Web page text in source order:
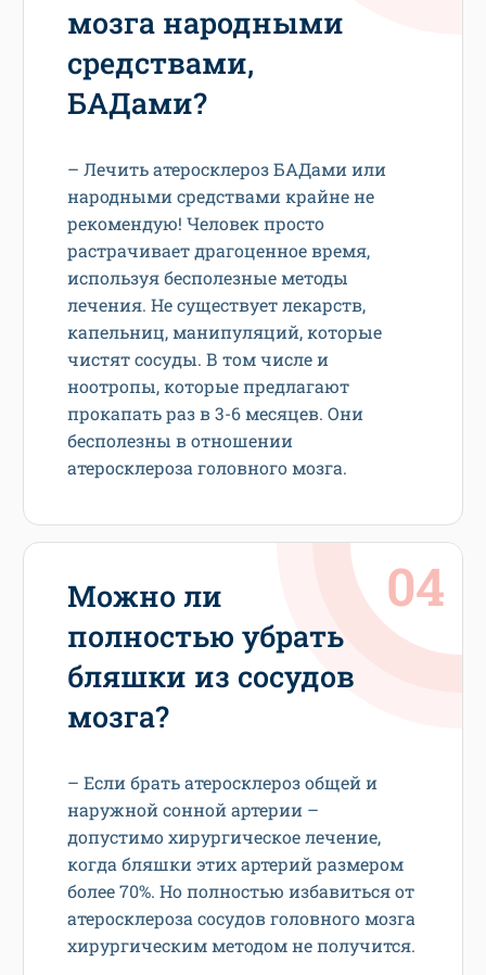
мозга народными
средствами,
БАДами?
– Лечить атеросклероз БАДами или
народными средствами крайне не
рекомендую! Человек просто
растрачивает драгоценное время,
используя бесполезные методы
лечения. Не существует лекарств,
капельниц, манипуляций, которые
чистят сосуды. В том числе и
ноотропы, которые предлагают
прокапать раз в 3-6 месяцев. Они
бесполезны в отношении
атеросклероза головного мозга.
Можно ли
полностью убрать
бляшки из сосудов
мозга?
– Если брать атеросклероз общей и
наружной сонной артерии –
допустимо хирургическое лечение,
когда бляшки этих артерий размером
более 70%. Но полностью избавиться от
атеросклероза сосудов головного мозга
хирургическим методом не получится.